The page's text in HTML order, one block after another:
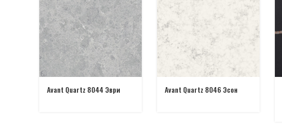
Avant Quartz 8044 Эври Avant Quartz 8046 Эсон